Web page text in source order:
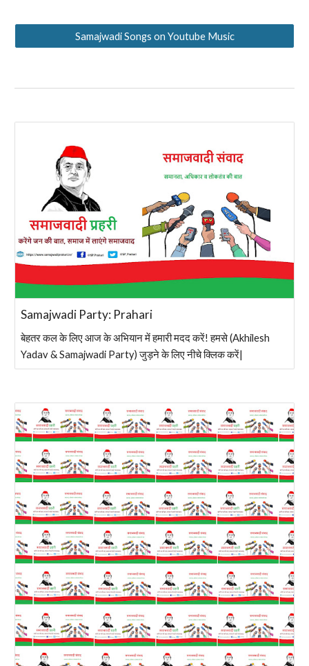
Samajwadi Songs on Youtube Music
Samajwadi Party: Prahari
बेहतर कल के लिए आज के अभियान में हमारी मदद करें! हमसे (Akhilesh
Yadav & Samajwadi Party) जुड़ने के लिए नीचे क्लिक करें|